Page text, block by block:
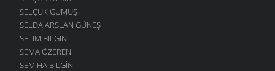
SELÇUK GÜMÜŞ
SELDA ARSLAN GÜNEŞ
SELIM BILGIN
SEMA ÖZEREN
SEMIHA BILGIN